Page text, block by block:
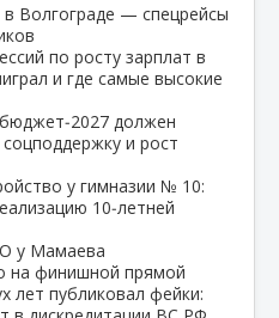
в Волгограде — спецрейсы
по росту зарплат в
и где самые высокие
должен
и рост
у гимназии № 10:
10‑летней
у Мамаева
на финишной прямой
лет публиковал фейки: